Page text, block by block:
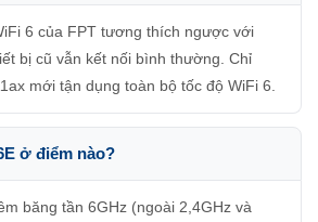
6 của FPT tương thích ngược với
bị cũ vẫn kết nối bình thường. Chỉ
mới tận dụng toàn bộ tốc độ WiFi 6.
ở điểm nào?
băng tần 6GHz (ngoài 2,4GHz và